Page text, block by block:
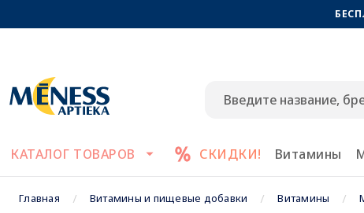
КАТАЛОГ ТОВАРОВ СКИДКИ! Витамины
Главная Витамины и пищевые добавки Витамины